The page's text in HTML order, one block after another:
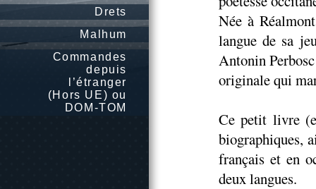
Drets
Malhum
Commandes
depuis
l’étranger
(Hors UE) ou
DOM-TOM
Née à
langue de sa
Antonin
originale qui
Ce petit livre
biographiques,
français et en
deux langues.